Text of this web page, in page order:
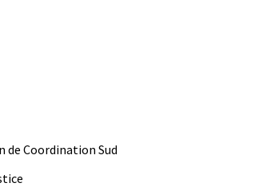
Coor­di­na­tion Sud